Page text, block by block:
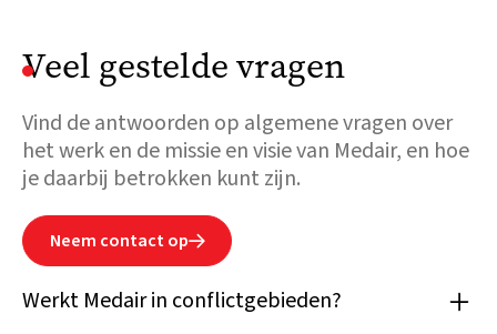
Veel gestelde vragen
Vind de antwoorden op algemene vragen over
het werk en de missie en visie van Medair, en hoe
je daarbij betrokken kunt zijn.
Neem contact op
Werkt Medair in conflictgebieden?